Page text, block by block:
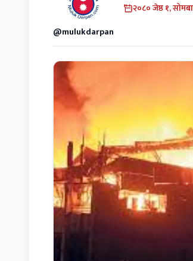
@mulukdarpan
२०८० जेष्ठ १,